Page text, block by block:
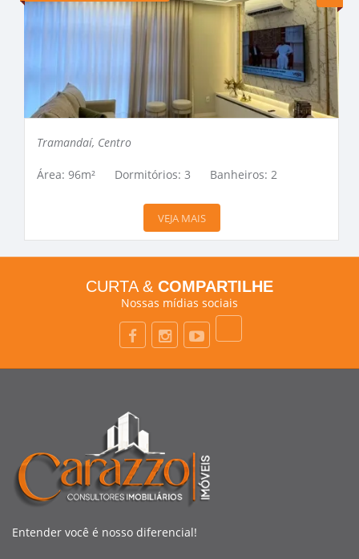
Tramandaí, Centro
Área: 96m² Dormitórios: 3 Banheiros: 2
VEJA MAIS
CURTA & COMPARTILHE
Nossas mídias sociais
Entender você é nosso diferencial!